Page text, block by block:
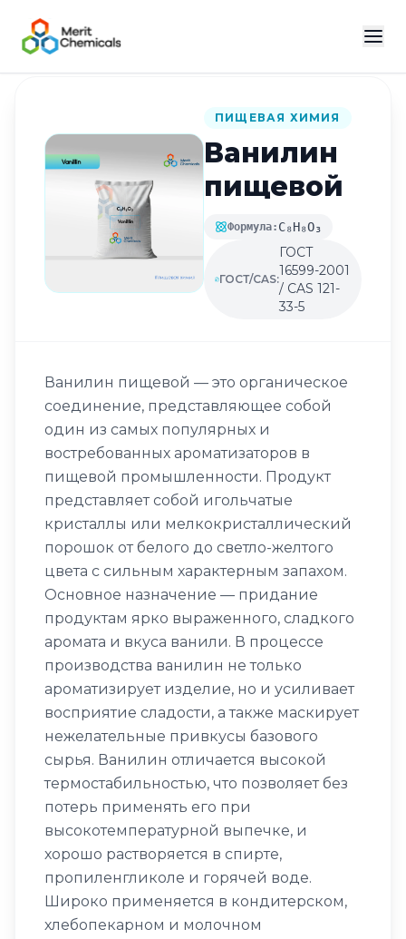
Назад в каталог
ПИЩЕВАЯ ХИМИЯ
Ванилин
пищевой
Формула: C₈H₈O₃
ГОСТ/CAS:
ГОСТ
16599-2001
/ CAS 121-
33-5
Ванилин пищевой — это органическое
соединение, представляющее собой
один из самых популярных и
востребованных ароматизаторов в
пищевой промышленности. Продукт
представляет собой игольчатые
кристаллы или мелкокристаллический
порошок от белого до светло-желтого
цвета с сильным характерным запахом.
Основное назначение — придание
продуктам ярко выраженного, сладкого
аромата и вкуса ванили. В процессе
производства ванилин не только
ароматизирует изделие, но и усиливает
восприятие сладости, а также маскирует
нежелательные привкусы базового
сырья. Ванилин отличается высокой
термостабильностью, что позволяет без
потерь применять его при
высокотемпературной выпечке, и
хорошо растворяется в спирте,
пропиленгликоле и горячей воде.
Широко применяется в кондитерском,
хлебопекарном и молочном